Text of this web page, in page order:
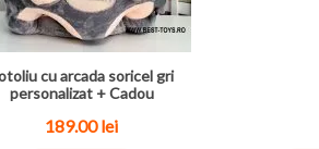
cu arcada soricel gri
personalizat + Cadou
189.00 lei